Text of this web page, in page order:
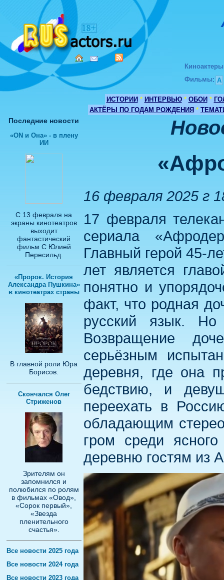
Киноактеры
Фильмы: А
ИСТОРИИ * ИНТЕРВЬЮ * ОБОИ *
АКТЁРЫ ПО ГОДАМ РОЖДЕНИЯ *
Последние новости
«ON и Она» - в плену
ИИ
С 13 февраля на
экраны кинотеатров
выходит
фантастический
фильм С Юлией
Пересильд.
«Пророк. История
Александра Пушкина»
в кинотеатрах страны
В главной роли Юра
Борисов.
Скончался Олег
Стриженов
Зрителям он
запомнился и
полюбился по ролям
в фильмах «Овод»,
«Сорок первый»,
«Звезда
пленительного
счастья».
Все новости 2025 года
Все новости 2024 года
Все новости 2023 года
16 февраля 2025 г
17 февраля
сериала
Главный герой 45-
лет является
понятно и
факт, что родная
русский язык. Но
Возвращение
серьёзным
деревня, где она
бедствию, и
переехать в
обладающим
гром среди
деревню гостям из